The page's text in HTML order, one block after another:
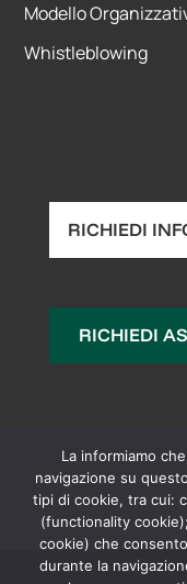
Modello
Whistleblowing
RICHIEDI
RICHIEDI
La informiamo
navigazione su
tipi di cookie, tra cui:
(functionality
cookie) che
durante la